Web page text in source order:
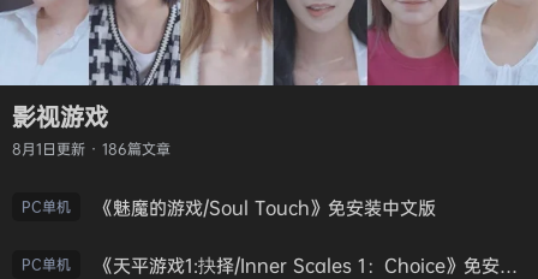
影视游戏
8月1日更新 · 186篇文章
PC单机 《魅魔的游戏/Soul Touch》免安装中文版
PC单机 《天平游戏1:抉择/Inner Scales 1：Choice》免安装中文版